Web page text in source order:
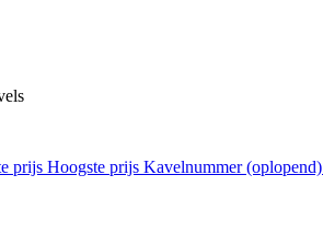
prijs Hoogste prijs Kavelnummer (oplopend)